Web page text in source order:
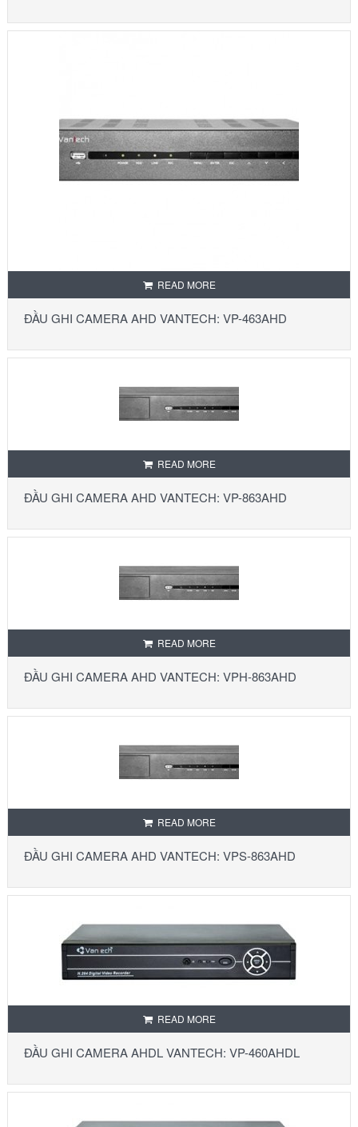
READ MORE
ĐẦU GHI CAMERA AHD VANTECH: VP-463AHD
READ MORE
ĐẦU GHI CAMERA AHD VANTECH: VP-863AHD
READ MORE
ĐẦU GHI CAMERA AHD VANTECH: VPH-863AHD
READ MORE
ĐẦU GHI CAMERA AHD VANTECH: VPS-863AHD
READ MORE
ĐẦU GHI CAMERA AHDL VANTECH: VP-460AHDL